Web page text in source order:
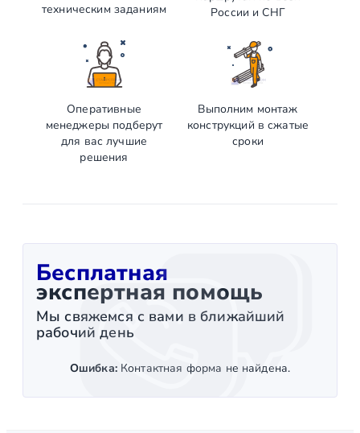
техническим заданиям
России и СНГ
Оперативные
менеджеры подберут
для вас лучшие
решения
Выполним монтаж
конструкций в сжатые
сроки
Бесплатная
экспертная помощь
Мы свяжемся с вами в ближайший
рабочий день
Ошибка:Контактная форма не найдена.